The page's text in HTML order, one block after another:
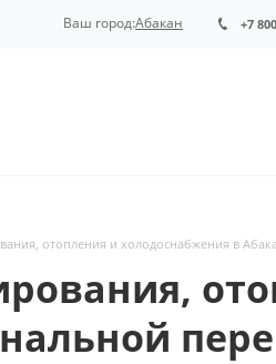
+7
Ваш город:Абакан
отопления и холодоснабжения в